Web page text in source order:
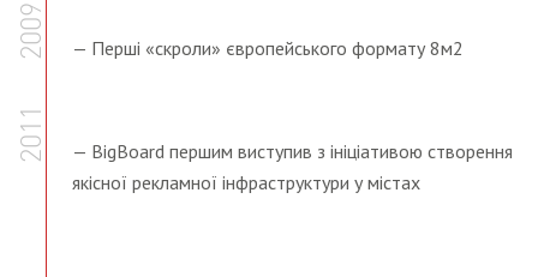
2009 — Перші «скроли» європейського формату 8м2
2011
— BigBoard першим виступив з ініціативою створення
якісної рекламної інфраструктури у містах